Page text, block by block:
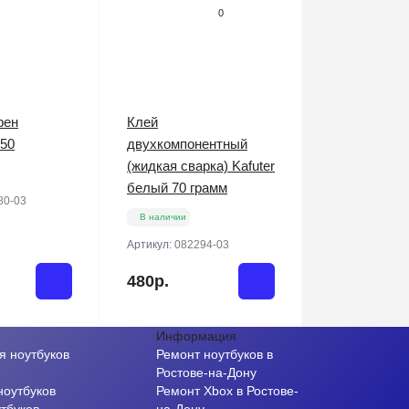
03
0
Клей
двухкомпонентный
(жидкая сварка) Kafuter
белый 70 грамм
В наличии
Артикул: 082294-03
480р.
ноутбуков
Информация
Ремонт ноутбуков в
Ростове-на-Дону
Ремонт Xbox в Ростове-